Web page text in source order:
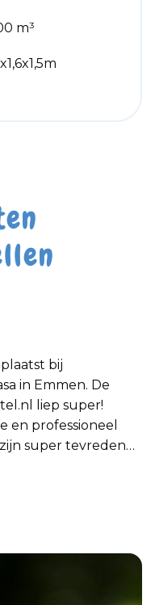
m³
bij
in Emmen. De
liep super!
en professioneel
super tevreden
service! Zeker